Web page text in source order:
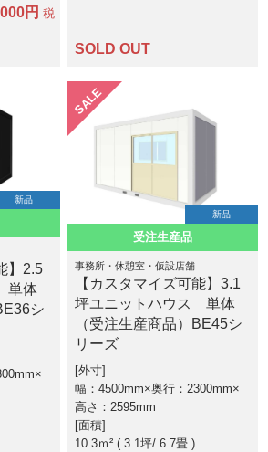
円 税
SOLD OUT
新品
】2.5
単体
シ
新品
SALE
受注生産品
事務所・休憩室・仮設店舗
【カスタマイズ可能】3.1
坪ユニットハウス 単体
（受注生産商品）BE45シ
リーズ
外寸
幅：4500mm×奥行：2300mm×
高さ：2595mm
面積
10.3ｍ² ( 3.1坪 6.7畳 )